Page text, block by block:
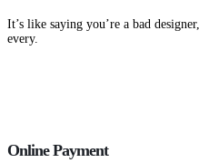
It’s like saying you’re a bad
every.
Online Payment